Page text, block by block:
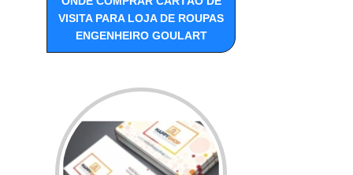
VISITA PARA LOJA DE ROUPAS
ENGENHEIRO GOULART